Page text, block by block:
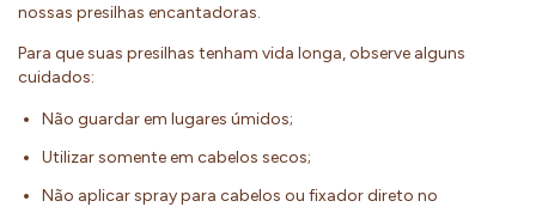
nossas presilhas encantadoras.
Para que suas presilhas tenham vida longa, observe alguns
cuidados:
Não guardar em lugares úmidos;
Utilizar somente em cabelos secos;
Não aplicar spray para cabelos ou fixador direto no